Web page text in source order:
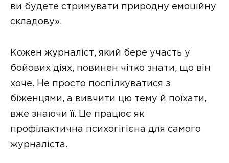
ви будете стримувати природну емоційну
складову».
Кожен журналіст, який бере участь у
бойових діях, повинен чітко знати, що він
хоче. Не просто поспілкуватися з
біженцями, а вивчити цю тему й поїхати,
вже знаючи її. Це працює як
профілактична психогігієна для самого
журналіста.